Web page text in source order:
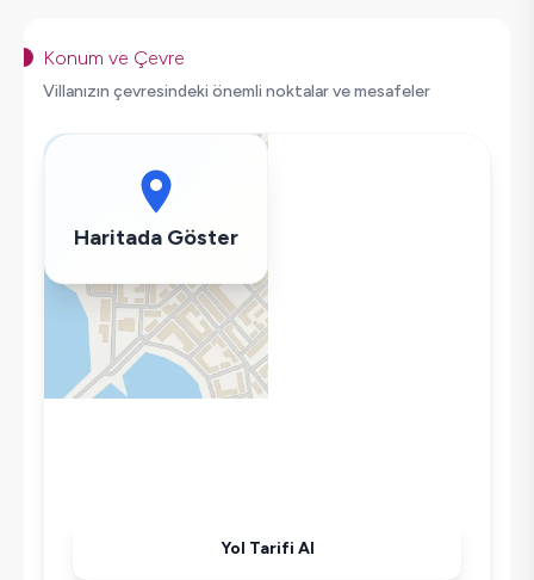
Bulaşık Makinesi
Çamaşır Makinesi
Klima
Wifi / İnternet
Kettle
Korunaklı Havuz
Havuz-Bahçe Bakımı
Konum ve Çevre
Villanızın çevresindeki önemli noktalar ve mesafeler
Haritada Göster
Yol Tarifi Al